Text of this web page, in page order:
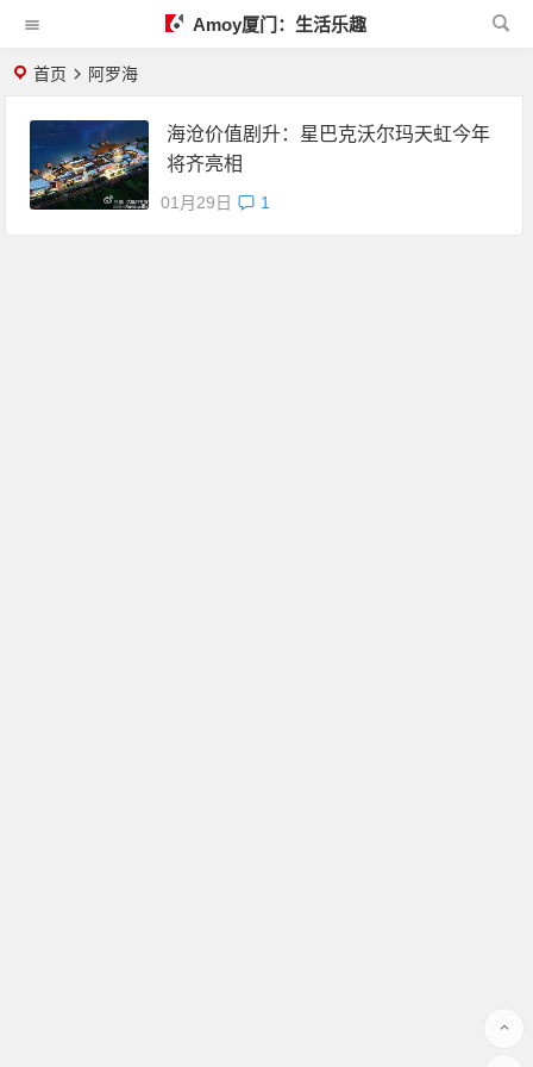
Amoy厦门：生活乐趣
首页 阿罗海
海沧价值剧升：星巴克沃尔玛天虹今年
将齐亮相
01月29日 1